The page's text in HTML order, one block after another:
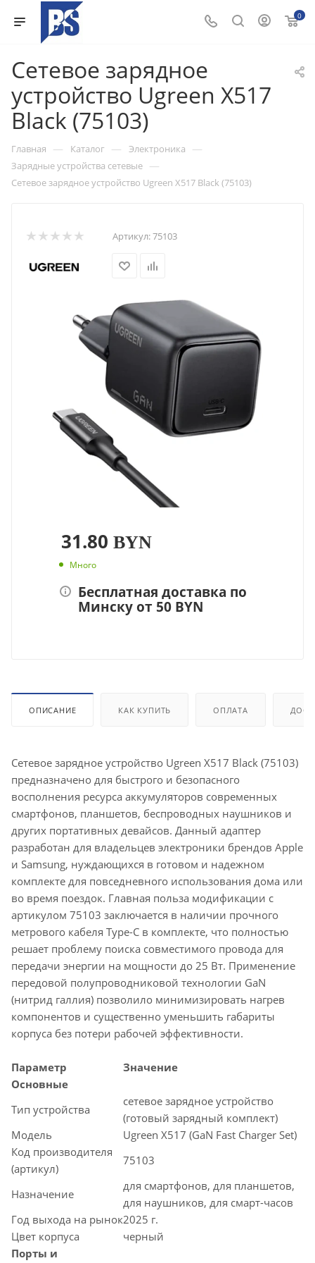
0
Сетевое зарядное
устройство Ugreen X517
Black (75103)
Главная — Каталог — Электроника —
Зарядные устройства сетевые —
Сетевое зарядное устройство Ugreen X517 Black (75103)
Артикул:75103
31.80 BYN
Много
Бесплатная доставка по
Минску от 50 BYN
ОПИСАНИЕ КАК КУПИТЬ ОПЛАТА
Сетевое зарядное устройство Ugreen X517 Black (75103)
предназначено для быстрого и безопасного
восполнения ресурса аккумуляторов современных
смартфонов, планшетов, беспроводных наушников и
других портативных девайсов. Данный адаптер
разработан для владельцев электроники брендов Apple
и Samsung, нуждающихся в готовом и надежном
комплекте для повседневного использования дома или
во время поездок. Главная польза модификации с
артикулом 75103 заключается в наличии прочного
метрового кабеля Type-C в комплекте, что полностью
решает проблему поиска совместимого провода для
передачи энергии на мощности до 25 Вт. Применение
передовой полупроводниковой технологии GaN
(нитрид галлия) позволило минимизировать нагрев
компонентов и существенно уменьшить габариты
корпуса без потери рабочей эффективности.
Параметр
Значение
Основные
Тип устройства
сетевое зарядное устройство
(готовый зарядный комплект)
Модель
Ugreen X517 (GaN Fast Charger Set)
Код производителя
(артикул)
75103
Назначение
для смартфонов, для планшетов,
для наушников, для смарт-часов
Год выхода на рынок2025 г.
Цвет корпуса
черный
Порты и